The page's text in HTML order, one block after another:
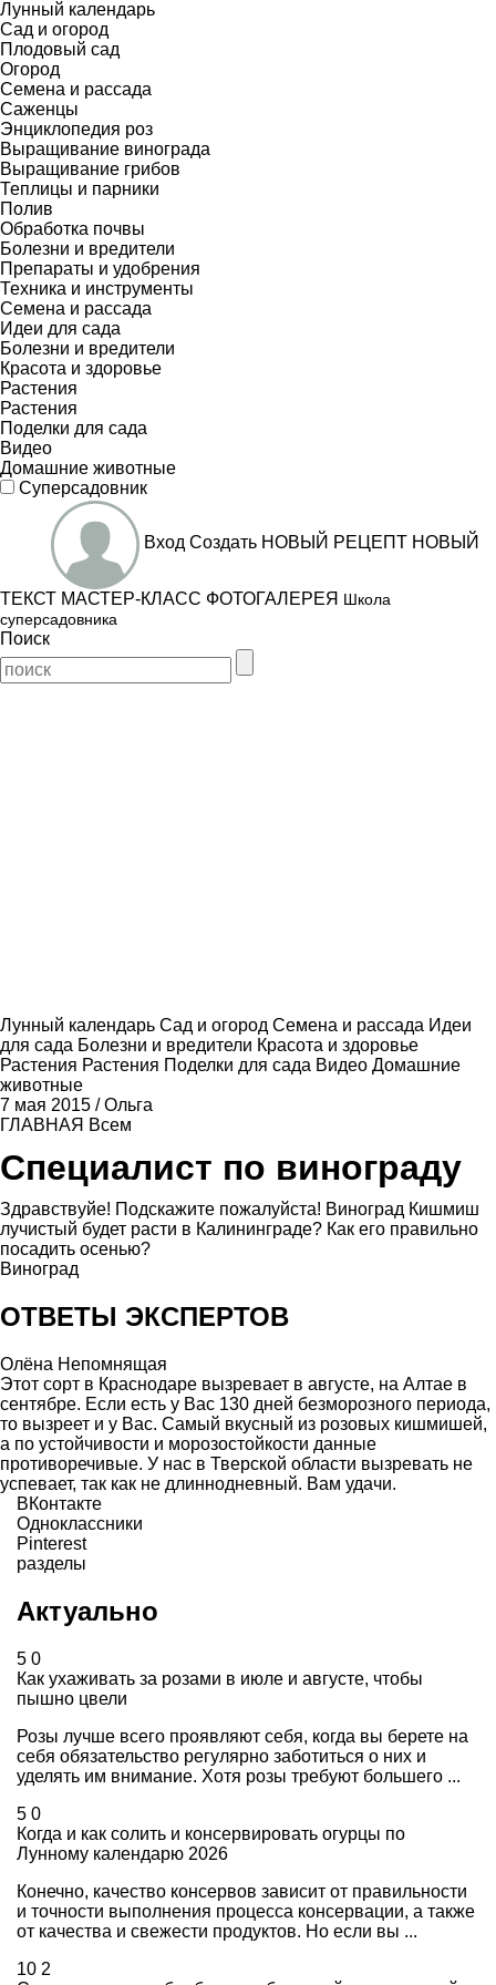
Лунный календарь
Сад и огород
Плодовый сад
Огород
Семена и рассада
Саженцы
Энциклопедия роз
Выращивание винограда
Выращивание грибов
Теплицы и парники
Полив
Обработка почвы
Болезни и вредители
Препараты и удобрения
Техника и инструменты
Семена и рассада
Идеи для сада
Болезни и вредители
Красота и здоровье
Растения
Растения
Поделки для сада
Видео
Домашние животные
Суперсадовник
Вход Создать НОВЫЙ РЕЦЕПТ НОВЫЙ
ТЕКСТ МАСТЕР-КЛАСС ФОТОГАЛЕРЕЯ Школа
суперсадовника
Поиск
Лунный календарь Сад и огород Семена и рассада Идеи
для сада Болезни и вредители Красота и здоровье
Растения Растения Поделки для сада Видео Домашние
животные
7 мая 2015 /Ольга
ГЛАВНАЯ Всем
Специалист по винограду
Здравствуйе! Подскажите пожалуйста! Виноград Кишмиш
лучистый будет расти в Калининграде? Как его правильно
посадить осенью?
Виноград
ОТВЕТЫ ЭКСПЕРТОВ
Олёна Непомнящая
Этот сорт в Краснодаре вызревает в августе, на Алтае в
сентябре. Если есть у Вас 130 дней безморозного периода,
то вызреет и у Вас. Самый вкусный из розовых кишмишей,
а по устойчивости и морозостойкости данные
противоречивые. У нас в Тверской области вызревать не
успевает, так как не длиннодневный. Вам удачи.
ВКонтакте
Одноклассники
Pinterest
разделы
Актуально
5 0
Как ухаживать за розами в июле и августе, чтобы
пышно цвели
Розы лучше всего проявляют себя, когда вы берете на
себя обязательство регулярно заботиться о них и
уделять им внимание. Хотя розы требуют большего ...
5 0
Когда и как солить и консервировать огурцы по
Лунному календарю 2026
Конечно, качество консервов зависит от правильности
и точности выполнения процесса консервации, а также
от качества и свежести продуктов. Но если вы ...
10 2